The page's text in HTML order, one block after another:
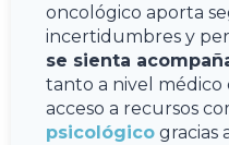
oncológico aporta
incertidumbres y
se sienta
tanto a nivel médico
acceso a recursos
psicológico gracias